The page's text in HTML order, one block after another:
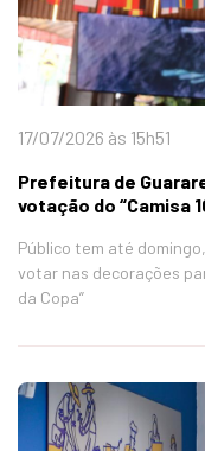
17/07/2026 às 15h51
Prefeitura de
votação do “Camisa
Público tem até
votar nas decorações
da Copa”